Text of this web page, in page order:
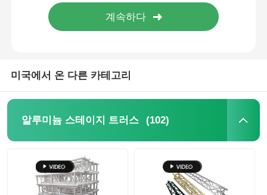
저희와 연락
사례
견적을 요청하십시오
알루미늄 스테이지 트러스
미국에서 온 다른 카테고리
알루미늄 스테이지 트러스 (102)